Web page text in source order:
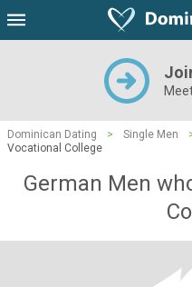
Dominican Dating > Single Men
Vocational College
German Men